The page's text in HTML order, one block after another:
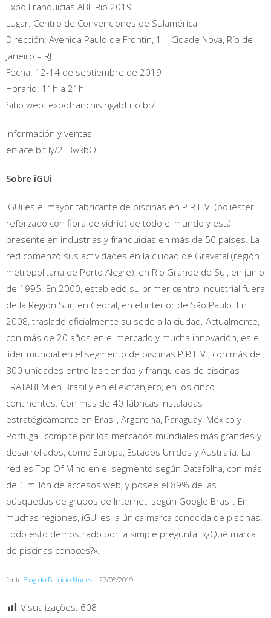
Expo Franquicias ABF Rio 2019
Lugar: Centro de Convenciones de Sulamérica
Dirección: Avenida Paulo de Frontin, 1 – Cidade Nova, Río de
Janeiro – RJ
Fecha: 12-14 de septiembre de 2019
Horario: 11h a 21h
Sitio web: expofranchisingabf.rio.br/
Información y ventas
enlace bit.ly/2LBwkbO
Sobre iGUi
iGUi es el mayor fabricante de piscinas en P.R.F.V. (poliéster
reforzado con fibra de vidrio) de todo el mundo y está
presente en industrias y franquicias en más de 50 países. La
red comenzó sus actividades en la ciudad de Gravataí (región
metropolitana de Porto Alegre), en Rio Grande do Sul, en junio
de 1995. En 2000, estableció su primer centro industrial fuera
de la Región Sur, en Cedral, en el interior de São Paulo. En
2008, trasladó oficialmente su sede a la ciudad. Actualmente,
con más de 20 años en el mercado y mucha innovación, es el
líder mundial en el segmento de piscinas P.R.F.V., con más de
800 unidades entre las tiendas y franquicias de piscinas
TRATABEM en Brasil y en el extranjero, en los cinco
continentes. Con más de 40 fábricas instaladas
estratégicamente en Brasil, Argentina, Paraguay, México y
Portugal, compite por los mercados mundiales más grandes y
desarrollados, como Europa, Estados Unidos y Australia. La
red es Top Of Mind en el segmento según Datafolha, con más
de 1 millón de accesos web, y posee el 89% de las
búsquedas de grupos de Internet, según Google Brasil. En
muchas regiones, iGUi es la única marca conocida de piscinas.
Todo esto demostrado por la simple pregunta: «¿Qué marca
de piscinas conoces?».
fonte:Blog do Patricio Nunes – 27/08/2019
Visualizações: 608